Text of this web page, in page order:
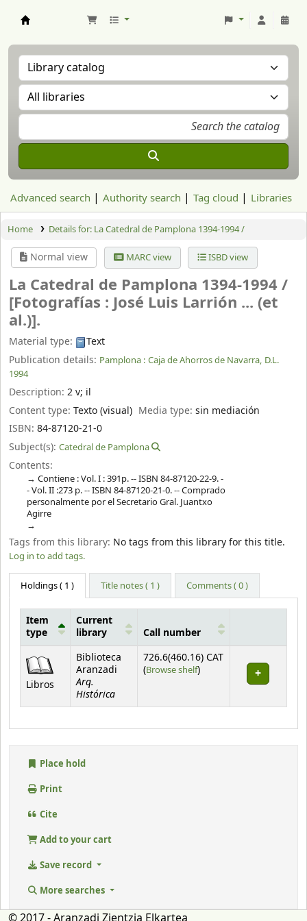
Advanced search Authority search Tag cloud Libraries
Home Details for: La Catedral de Pamplona 1394-1994 /
Normal view MARC view ISBD view
La Catedral de Pamplona 1394-1994 /
[Fotografías : José Luis Larrión ... (et
al.)].
Material type:
Text
Publication details: Pamplona : Caja de Ahorros de Navarra, D.L.
1994
Description: 2 v; il
Content type: Texto (visual) Media type:sin mediación
ISBN: 84-87120-21-0
Subject(s): Catedral de Pamplona
Contents:
Contiene : Vol. I : 391p. -- ISBN 84-87120-22-9. -
- Vol. II :273 p. -- ISBN 84-87120-21-0. -- Comprado
personalmente por el Secretario Gral. Juantxo
Agirre
Tags from this library: No tags from this library for this title.
Log in to add tags.
Holdings( 1 ) Title notes ( 1 ) Comments ( 0 )
Item
type
Current
library
Call number
Libros
Biblioteca
Aranzadi
Arq.
Histórica
726.6(460.16) CAT
(Browse shelf(Opens below)
)
Place hold
Print
Cite
Add to your cart
Save record
More searches